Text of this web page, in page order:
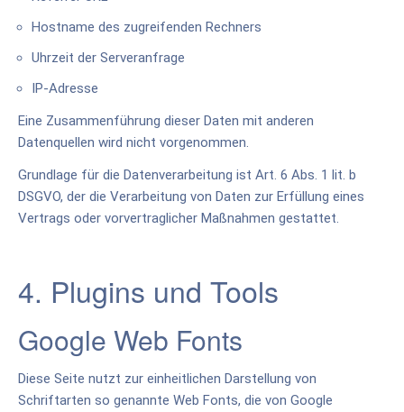
Hostname des zugreifenden Rechners
Uhrzeit der Serveranfrage
IP-Adresse
Eine Zusammenführung dieser Daten mit anderen
Datenquellen wird nicht vorgenommen.
Grundlage für die Datenverarbeitung ist Art. 6 Abs. 1 lit. b
DSGVO, der die Verarbeitung von Daten zur Erfüllung eines
Vertrags oder vorvertraglicher Maßnahmen gestattet.
4. Plugins und Tools
Google Web Fonts
Diese Seite nutzt zur einheitlichen Darstellung von
Schriftarten so genannte Web Fonts, die von Google